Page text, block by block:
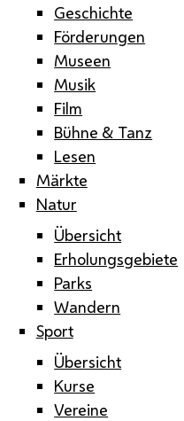
Geschichte
Förderungen
Museen
Musik
Film
Bühne & Tanz
Lesen
Märkte
Natur
Übersicht
Erholungsgebiete
Parks
Wandern
Sport
Übersicht
Kurse
Vereine